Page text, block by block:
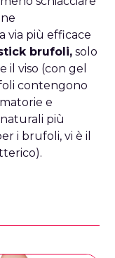
via più efficace
brufoli, solo
viso (con gel
contengono
e
più
i brufoli, vi è il